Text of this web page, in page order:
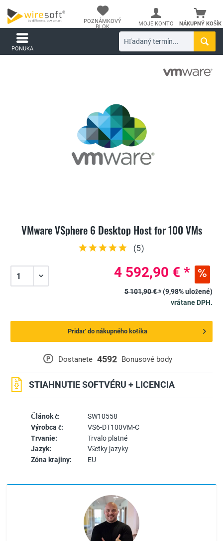
NÁKUPNÝ KOŠÍK
POZNÁMKOVÝ
BLOK
MOJE KONTO
PONUKA
VMware VSphere 6 Desktop Host for 100 VMs
(5)
Článok č:
SW10558
Výrobca č:
VS6-DT100VM-C
Trvanie:
Trvalo platné
Jazyk:
Všetky jazyky
Zóna krajiny:
EU
P Dostanete 4592 Bonusové body
STIAHNUTIE SOFTVÉRU + LICENCIA
4 592,90 € *
5 101,90 € *(9,98% uložené)
vrátane DPH.
Pridať do nákupného košíka